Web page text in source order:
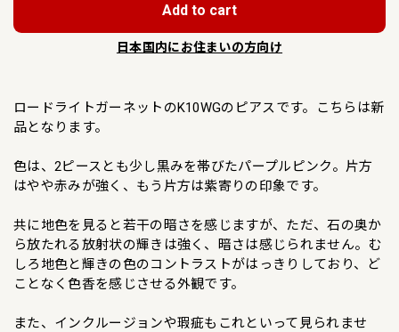
Add to cart
日本国内にお住まいの方向け
ロードライトガーネットのK10WGのピアスです。こちらは新
品となります。
色は、2ピースとも少し黒みを帯びたパープルピンク。片方
はやや赤みが強く、もう片方は紫寄りの印象です。
共に地色を見ると若干の暗さを感じますが、ただ、石の奥か
ら放たれる放射状の輝きは強く、暗さは感じられません。む
しろ地色と輝きの色のコントラストがはっきりしており、ど
ことなく色香を感じさせる外観です。
また、インクルージョンや瑕疵もこれといって見られませ